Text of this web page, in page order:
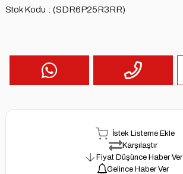
Stok Kodu (SDR6P25R3RR)
İstek Listeme Ekle
Karşılaştır
Fiyat Düşünce Haber Ver
Gelince Haber Ver